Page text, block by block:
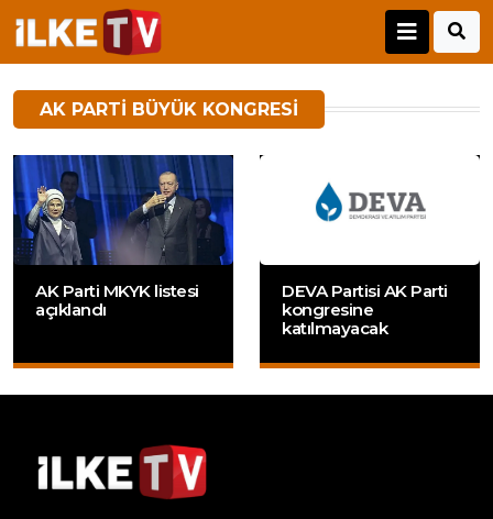
AK PARTI BÜYÜK KONGRESI
AK Parti MKYK listesi
açıklandı
DEVA Partisi AK Parti
kongresine
katılmayacak